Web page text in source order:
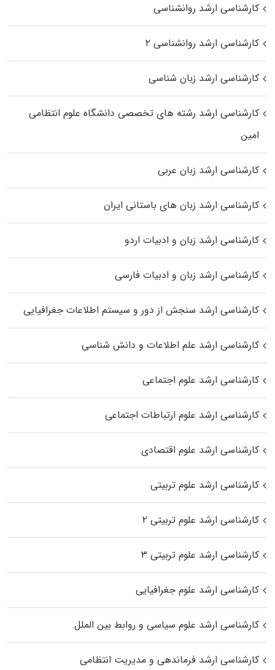
کارشناسی ارشد روانشناسی
کارشناسی ارشد روانشناسی ۲
کارشناسی ارشد زبان شناسی
کارشناسی ارشد رﺷﺘﻪ ﻫﺎی تخصصی داﻧﺸﮕﺎه ﻋﻠﻮم انتظامی
اﻣﻴﻦ
کارشناسی ارشد زبان عربی
کارشناسی ارشد زبان‌ های باستانی ایران
کارشناسی ارشد زبان و ادبیات اردو
کارشناسی ارشد زبان و ادبیات فارسی
کارشناسی ارشد سنجش از دور و سیستم اطلاعات جغرافیایی
کارشناسی ارشد علم اطلاعات و دانش شناسی
کارشناسی ارشد علوم اجتماعی
کارشناسی ارشد علوم ارتباطات اجتماعی
کارشناسی ارشد علوم اقتصادی
کارشناسی ارشد علوم تربیتی
کارشناسی ارشد علوم تربیتی ۲
کارشناسی ارشد علوم تربیتی ۳
کارشناسی ارشد علوم جغرافیایی
کارشناسی ارشد علوم سیاسی و روابط بین الملل
کارشناسی ارشد فرماندهی و مدیریت انتظامی